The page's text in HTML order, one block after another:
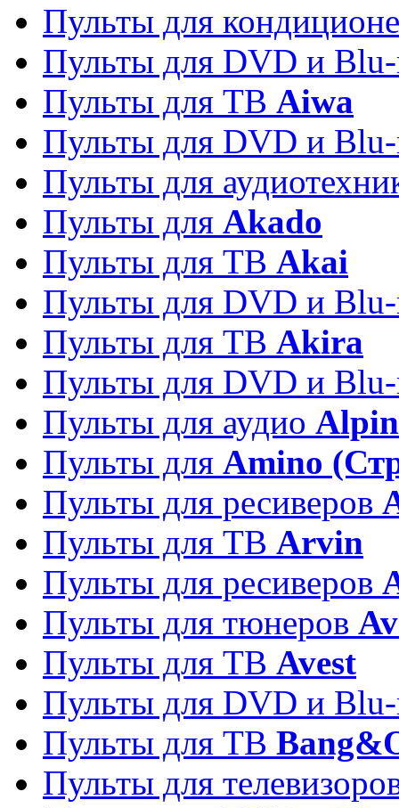
Пульты для
Пульты для DVD и
Пульты для ТВ Aiwa
Пульты для DVD и
Пульты для
Пульты для Akado
Пульты для ТВ Akai
Пульты для DVD и
Пульты для ТВ Akira
Пульты для DVD и
Пульты для аудио
Пульты для Amino
Пульты для ресиверов
Пульты для ТВ Arvin
Пульты для ресиверов
Пульты для тюнеров
Пульты для ТВ Avest
Пульты для DVD и
Пульты для ТВ
Пульты для